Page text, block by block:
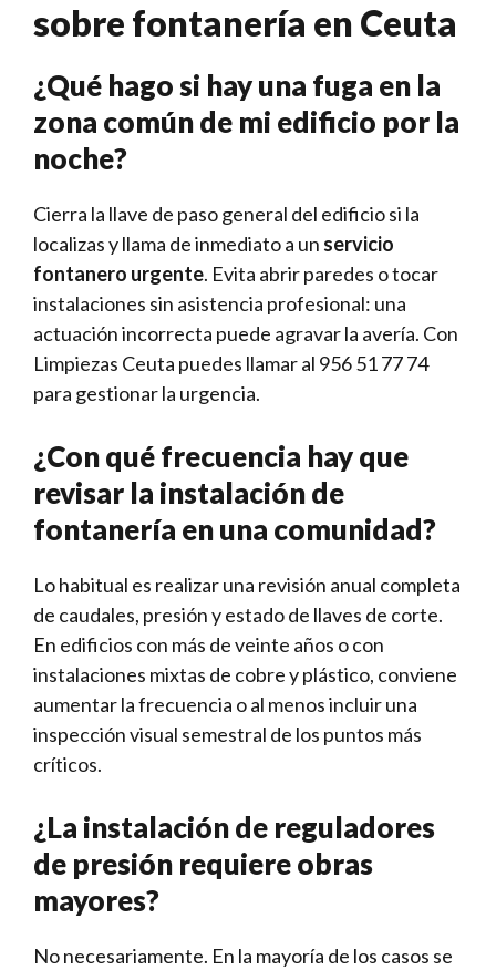
sobre fontanería en Ceuta
¿Qué hago si hay una fuga en la
zona común de mi edificio por la
noche?
Cierra la llave de paso general del edificio si la
localizas y llama de inmediato a un servicio
fontanero urgente. Evita abrir paredes o tocar
instalaciones sin asistencia profesional: una
actuación incorrecta puede agravar la avería. Con
Limpiezas Ceuta puedes llamar al 956 51 77 74
para gestionar la urgencia.
¿Con qué frecuencia hay que
revisar la instalación de
fontanería en una comunidad?
Lo habitual es realizar una revisión anual completa
de caudales, presión y estado de llaves de corte.
En edificios con más de veinte años o con
instalaciones mixtas de cobre y plástico, conviene
aumentar la frecuencia o al menos incluir una
inspección visual semestral de los puntos más
críticos.
¿La instalación de reguladores
de presión requiere obras
mayores?
No necesariamente. En la mayoría de los casos se